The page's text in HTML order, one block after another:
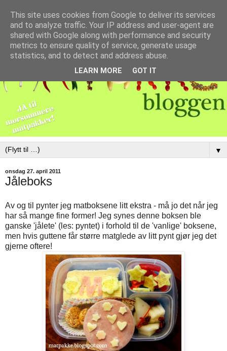
▼
onsdag 27. april 2011
Jåleboks
Av og til pynter jeg matboksene litt ekstra - må jo det når jeg
har så mange fine former! Jeg synes denne boksen ble
ganske 'jålete' (les: pyntet) i forhold til de 'vanlige' boksene,
men hvis guttene får større matglede av litt pynt gjør jeg det
gjerne oftere!
This site uses cookies from Google to deliver its services
and to analyze traffic. Your IP address and user-agent are
shared with Google along with performance and security
metrics to ensure quality of service, generate usage
statistics, and to detect and address abuse.
LEARN MORE GOT IT